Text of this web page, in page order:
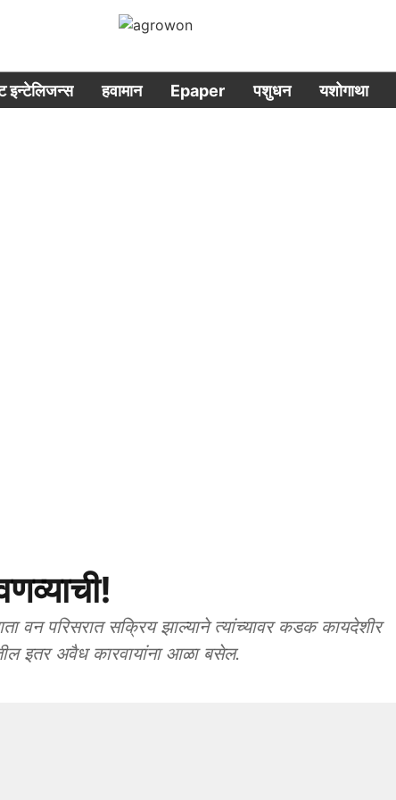
इन्टेलिजन्स हवामान Epaper पशुधन यशोगाथा
परिसरात सक्रिय झाल्याने त्यांच्यावर कडक कायदेशीर
इतर अवैध कारवायांना आळा बसेल.